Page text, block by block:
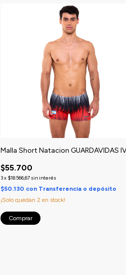
Malla Short Natacion GUARDAVIDAS
$55.700
3x $18.566,67 sin interés
$50.130 con Transferencia o depósito
¡Solo quedan 2 en stock!
Comprar